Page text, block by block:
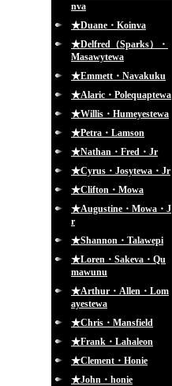
nva
★Duane・Koinva
★Delfred（Sparks）・
Masawytewa
★Emmett・Navakuku
★Alaric・Polequaptewa
★Willis・Humeyestewa
★Petra・Lamson
★Nathan・Fred・Jr
★Cyrus・Josytewa・Jr
★Clifton・Mowa
★Augustine・Mowa・J
r
★Shannon・Talawepi
★Loren・Sakeva・Qu
mawunu
★Arthur・Allen・Lom
ayestewa
★Chris・Mansfield
★Frank・Lahaleon
★Clement・Honie
★John・honie